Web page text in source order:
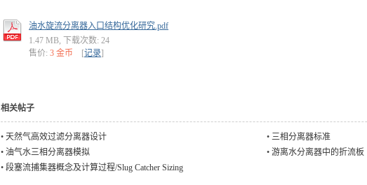
油水旋流分离器入口结构优化研究.pdf
1.47 MB, 下载次数: 24
售价: 3 金币 [记录]
相关帖子
• 天然气高效过滤分离器设计 • 三相分离器标准
• 油气水三相分离器模拟 • 游离水分离器中的折流板
• 段塞流捕集器概念及计算过程/Slug Catcher Sizing